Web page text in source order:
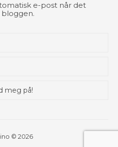
e-post når det
© 2026